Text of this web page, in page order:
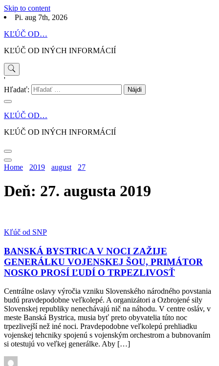
Skip to content
Pi. aug 7th, 2026
KĽÚČ OD…
KĽÚČ OD INÝCH INFORMÁCIÍ
'
Hľadať:
KĽÚČ OD…
KĽÚČ OD INÝCH INFORMÁCIÍ
Home 2019 august 27
Deň: 27. augusta 2019
Kľúč od SNP
BANSKÁ BYSTRICA V NOCI ZAŽIJE
GENERÁLKU VOJENSKEJ ŠOU, PRIMÁTOR
NOSKO PROSÍ ĽUDÍ O TRPEZLIVOSŤ
Centrálne oslavy výročia vzniku Slovenského národného povstania
budú pravdepodobne veľkolepé. A organizátori a Ozbrojené sily
Slovenskej republiky nenechávajú nič na náhodu. V centre osláv, v
meste Banská Bystrica, musia byť preto obyvatelia túto noc
trpezlivejší než iné noci. Pravdepodobne veľkolepú prehliadku
vojenskej tehcniky spojenú s vojenským orchestrom a bubnovaním
si otestujú vo veľkej generálke. Aby […]